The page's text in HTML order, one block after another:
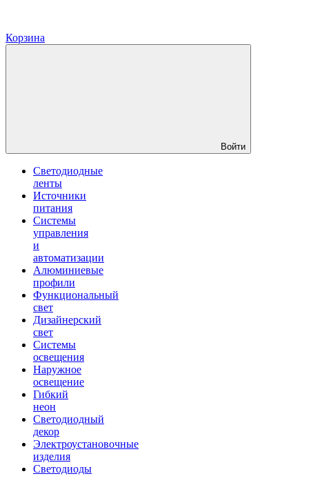
Корзина
Войти
Светодиодные
ленты
Источники
питания
Системы
управления
и
автоматизации
Алюминиевые
профили
Функциональный
свет
Дизайнерский
свет
Системы
освещения
Наружное
освещение
Гибкий
неон
Светодиодный
декор
Электроустановочные
изделия
Светодиоды